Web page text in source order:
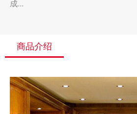
成...
商品介绍